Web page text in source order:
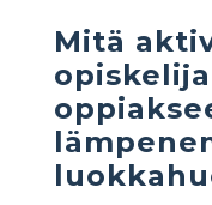
Mitä